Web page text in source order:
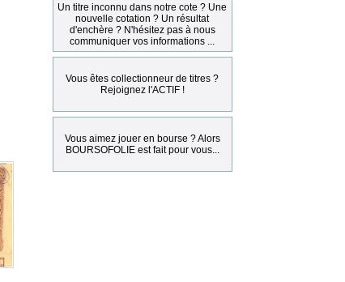
Un titre inconnu dans notre cote ? Une
nouvelle cotation ? Un résultat
d'enchère ? N'hésitez pas à nous
communiquer vos informations ...
Vous êtes collectionneur de titres ?
Rejoignez l'ACTIF !
Vous aimez jouer en bourse ? Alors
BOURSOFOLIE est fait pour vous...